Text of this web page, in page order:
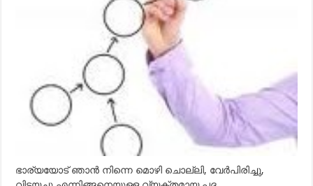
ഭാര്യയോട് ഞാന്‍ നിന്നെ മൊഴി ചൊല്ലി, വേര്‍പിരിച്ചു,